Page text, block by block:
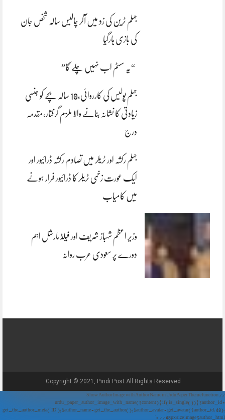
جہلم ٹرین کی زد میں آکر چالیس سالہ شخص جان
کی بازی ہارگیا
“یہ سسٹم اب نہیں چلے گا”
جہلم پولیس کی کارروائی،10 سالہ بچے کو جنسی
زیادتی کا نشانہ بنانے والا ملزم گرفتار،مقدمہ
درج
جہلم رکشہ اور ٹریلر میں تصادم رکشہ ڈرائیور اور
ایک عورت زخمی ٹریلر کا ڈرائیور فرار ہونے
میں کامیاب
وزیر اعظم شہباز شریف اور فیلڈ مارشل اہم
دورے پر سعودی عرب روانہ
Copyright © 2021, Pindi Post All Rights Reserved.
// Show Author Image with Author Name in UrduPaper Theme function
urdu_paper_author_image_with_name($content) { if (is_single()) { $author_id =
get_the_author_meta('ID'); $author_name = get_the_author(); $author_avatar = get_avatar($author_id, 48);
// 48px size image $author_html = '